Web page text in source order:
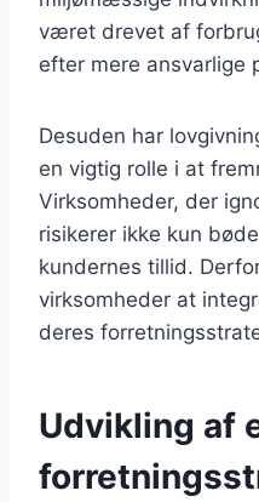
været drevet af
efter mere ansvarlige
Desuden har
en vigtig rolle i at
Virksomheder, der
risikerer ikke kun
kundernes tillid.
virksomheder at
deres
Udvikling af